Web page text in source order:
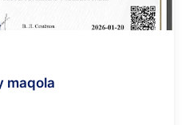
maqola